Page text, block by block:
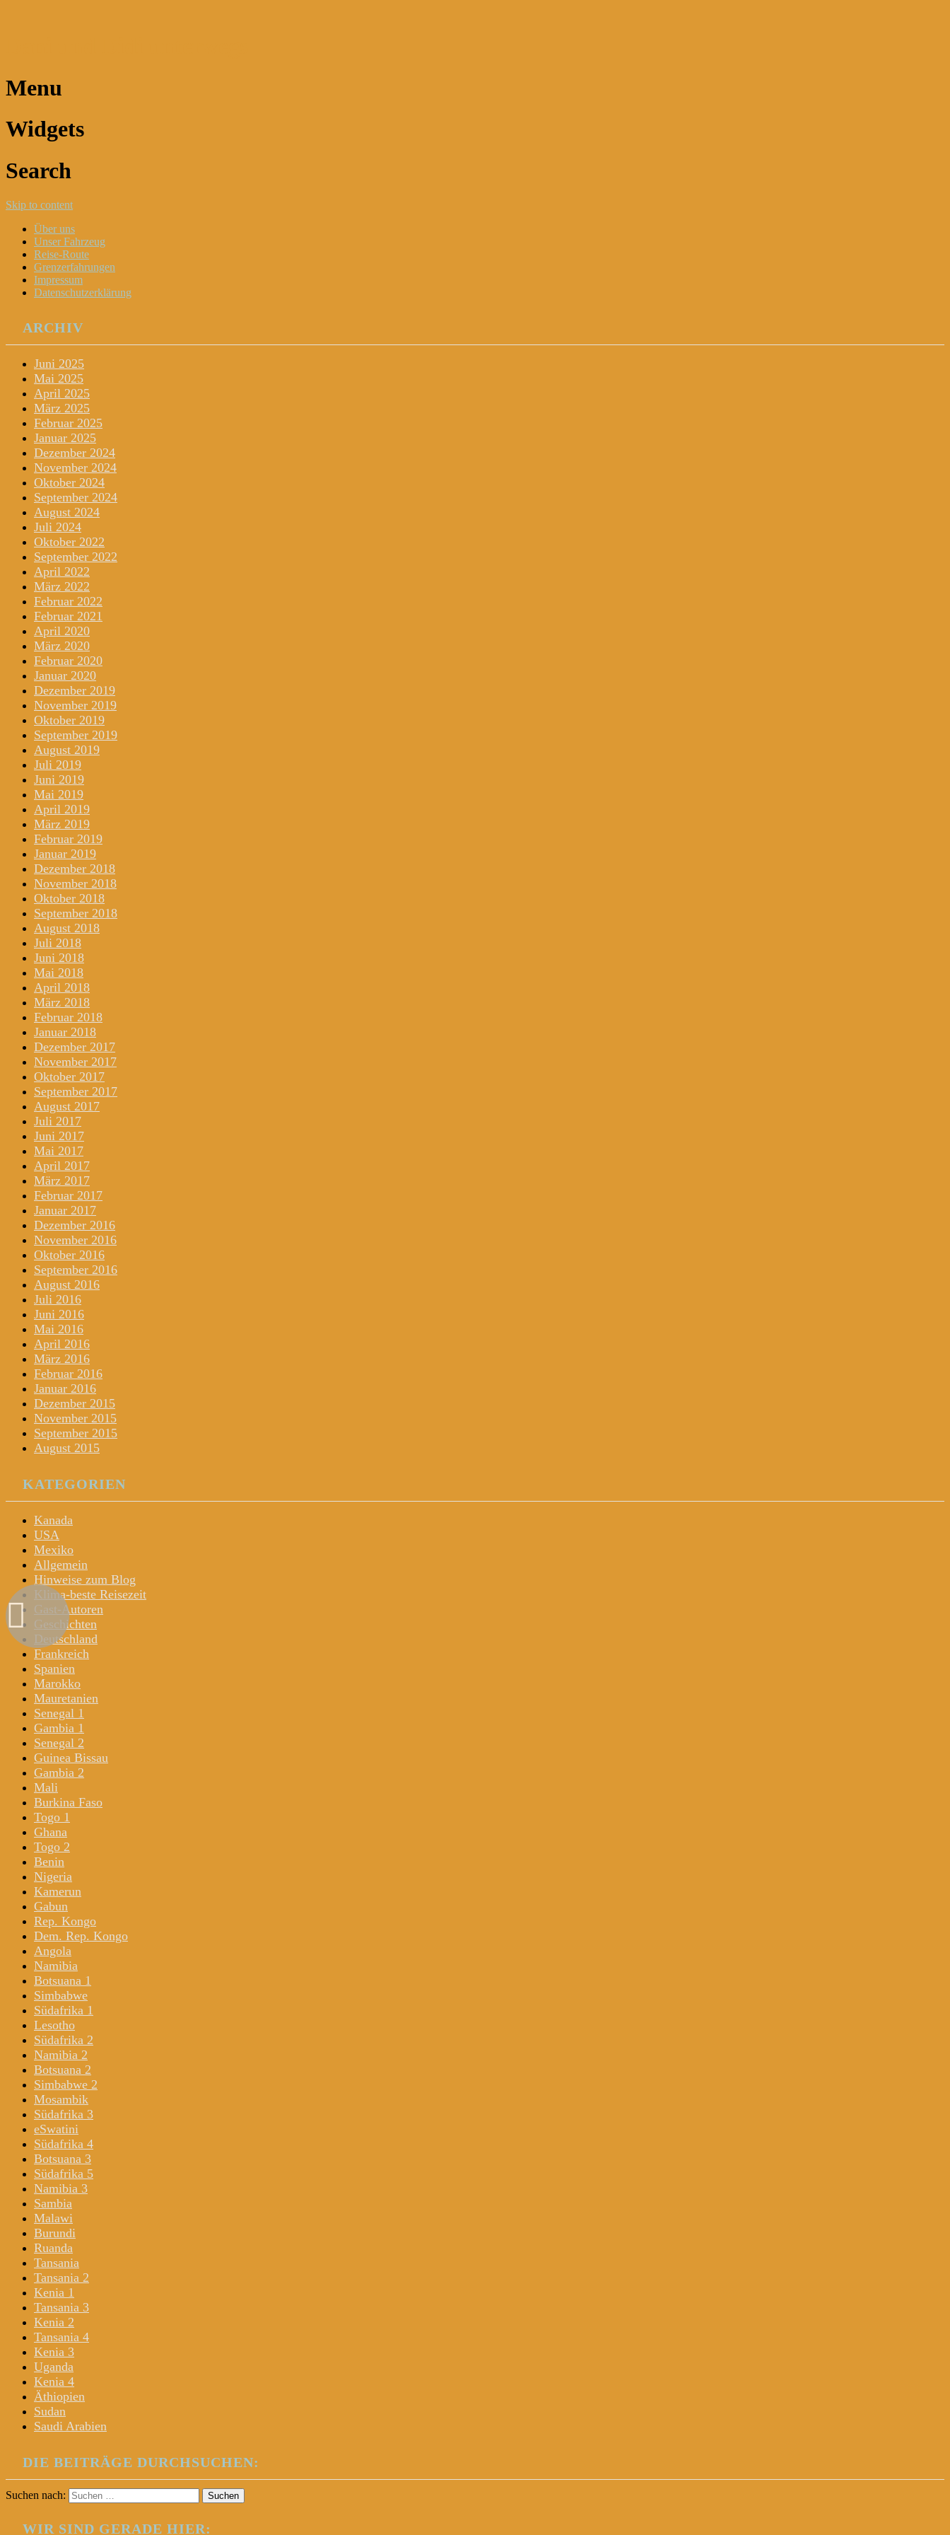
Menu
Widgets
Search
Skip to content
Über uns
Unser Fahrzeug
Reise-Route
Grenzerfahrungen
Impressum
Datenschutzerklärung
ARCHIV
Juni 2025
Mai 2025
April 2025
März 2025
Februar 2025
Januar 2025
Dezember 2024
November 2024
Oktober 2024
September 2024
August 2024
Juli 2024
Oktober 2022
September 2022
April 2022
März 2022
Februar 2022
Februar 2021
April 2020
März 2020
Februar 2020
Januar 2020
Dezember 2019
November 2019
Oktober 2019
September 2019
August 2019
Juli 2019
Juni 2019
Mai 2019
April 2019
März 2019
Februar 2019
Januar 2019
Dezember 2018
November 2018
Oktober 2018
September 2018
August 2018
Juli 2018
Juni 2018
Mai 2018
April 2018
März 2018
Februar 2018
Januar 2018
Dezember 2017
November 2017
Oktober 2017
September 2017
August 2017
Juli 2017
Juni 2017
Mai 2017
April 2017
März 2017
Februar 2017
Januar 2017
Dezember 2016
November 2016
Oktober 2016
September 2016
August 2016
Juli 2016
Juni 2016
Mai 2016
April 2016
März 2016
Februar 2016
Januar 2016
Dezember 2015
November 2015
September 2015
August 2015
KATEGORIEN
Kanada
USA
Mexiko
Allgemein
Hinweise zum Blog
Klima-beste Reisezeit
Gast-Autoren
Geschichten
Deutschland
Frankreich
Spanien
Marokko
Mauretanien
Senegal 1
Gambia 1
Senegal 2
Guinea Bissau
Gambia 2
Mali
Burkina Faso
Togo 1
Ghana
Togo 2
Benin
Nigeria
Kamerun
Gabun
Rep. Kongo
Dem. Rep. Kongo
Angola
Namibia
Botsuana 1
Simbabwe
Südafrika 1
Lesotho
Südafrika 2
Namibia 2
Botsuana 2
Simbabwe 2
Mosambik
Südafrika 3
eSwatini
Südafrika 4
Botsuana 3
Südafrika 5
Namibia 3
Sambia
Malawi
Burundi
Ruanda
Tansania
Tansania 2
Kenia 1
Tansania 3
Kenia 2
Tansania 4
Kenia 3
Uganda
Kenia 4
Äthiopien
Sudan
Saudi Arabien
DIE BEITRÄGE DURCHSUCHEN:
Suchen nach:
WIR SIND GERADE HIER: